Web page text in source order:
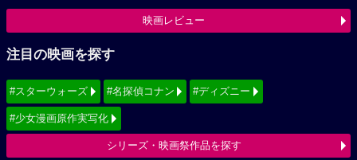
映画レビュー
注目の映画を探す
#スターウォーズ #名探偵コナン #ディズニー
#少女漫画原作実写化
シリーズ・映画祭作品を探す